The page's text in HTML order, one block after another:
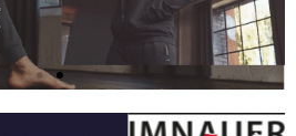
CECEBA BODYWEAR